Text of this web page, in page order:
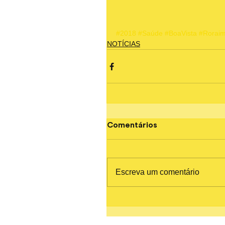
#2018 #Saúde #BoaVista
NOTÍCIAS
Comentários
Escreva um comentário